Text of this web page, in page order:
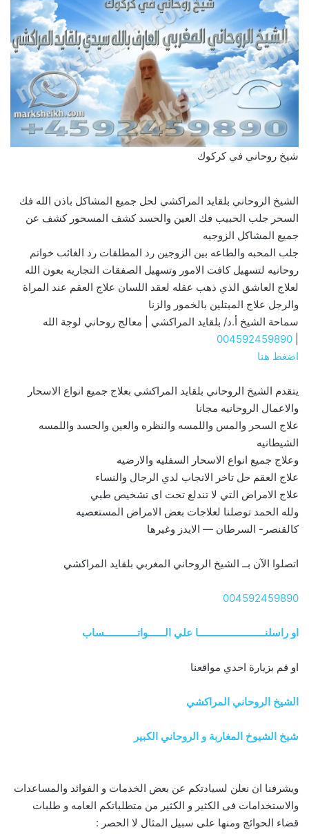
شيخ روحاني في كركوك
الشيخ الروحاني بلقايد المراكشي لحل جميع المشاكل باذن الله فك
السحر جلب الحبيب فك العين والحسد كشف المسحور كشف عن
جميع المشاكل الزوجيه
جلب المحبه والطاعه بين الزوجين رد المطلقات رد الغائب خواتم
روحانيه لتسهيل كافت الامور وتسهيل الصفقات التجاريه بعون الله
لعلاج العاشق الذي ذهب عقله لعقد اللسان علاج العقم عند المراة
والرجل علاج المبتلين بالخمور والزنا
سماحة الشيخ أ.د/ بلقايد المراكشي | معالج روحاني لوجة الله
004592459890
اضغط هنا
يتقدم الشيخ الروحاني بلقايد المراكشي بعلاج جميع انواع الاسحار
والاعمال الروحانيه مجانا
علاج السحر والمس واللمسه والنظره والعين والحسد واللمسه
الشيطانيه
وعلاج جميع انواع الاسحار السفليه والارضيه
علاج العقم حل تاخر الانجاب لدي الرجال والنساء
علاج الامراض التي لا تندلع تحت اى تشخيص طبي
ولله الحمد توصلنا لعلاجات بعض الامراض المستعصيه
كالقنصر- السرطان — الايدز وغيرها
اتصلوا الآن بــ الشيخ الروحاني المغربي بلقايد المراكشي
004592459890
او راسلنــــــــــــــــــــــــا علي الــــــواتــــــــــــساب
او قم بزيارة احدي مواقعنا
الشيخ الروحاني المراكشي
شيخ الشيوخ المغاربة و الروحاني الكبير
ويشرفنا ان نعلن لسيادتكم عن بعض الخدمات و الفوائد والمساعدات
والاستخدامات فى الكثير و الكثير من متطلباتكم العامه و طلبات
قضاء الحوائج ومنها على سبيل المثال لا الحصر :